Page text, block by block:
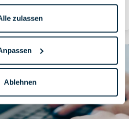
zulassen
Ablehnen